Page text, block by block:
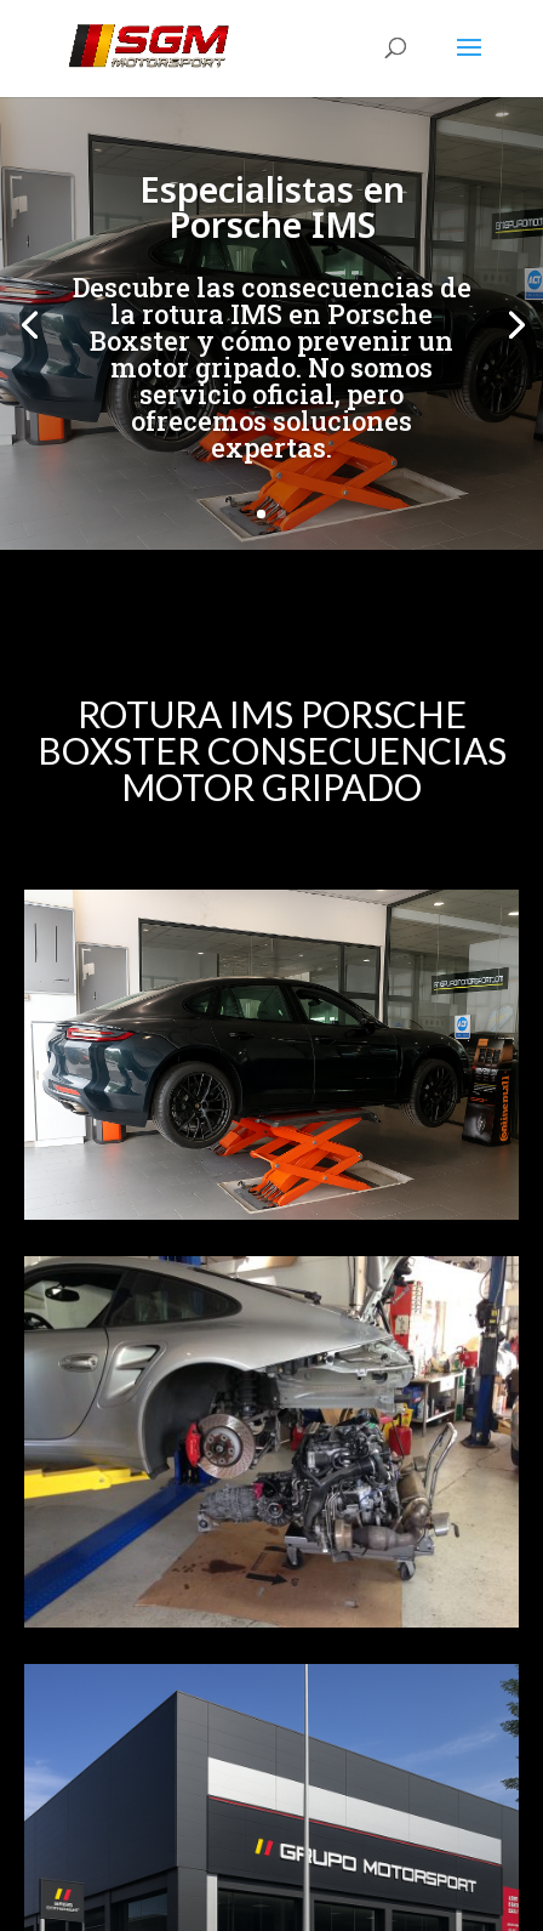
Especialistas en
Porsche IMS
Descubre las consecuencias de
la rotura IMS en Porsche
Boxster y cómo prevenir un
motor gripado. No somos
servicio oficial, pero
ofrecemos soluciones
expertas.
ROTURA IMS PORSCHE
BOXSTER CONSECUENCIAS
MOTOR GRIPADO